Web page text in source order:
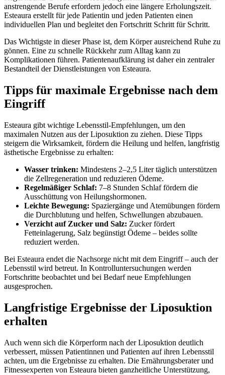
anstrengende Berufe erfordern jedoch eine längere Erholungszeit.
Esteaura erstellt für jede Patientin und jeden Patienten einen
individuellen Plan und begleitet den Fortschritt Schritt für Schritt.
Das Wichtigste in dieser Phase ist, dem Körper ausreichend Ruhe zu
gönnen. Eine zu schnelle Rückkehr zum Alltag kann zu
Komplikationen führen. Patientenaufklärung ist daher ein zentraler
Bestandteil der Dienstleistungen von Esteaura.
Tipps für maximale Ergebnisse nach dem
Eingriff
Esteaura gibt wichtige Lebensstil-Empfehlungen, um den
maximalen Nutzen aus der Liposuktion zu ziehen. Diese Tipps
steigern die Wirksamkeit, fördern die Heilung und helfen, langfristig
ästhetische Ergebnisse zu erhalten:
Wasser trinken: Mindestens 2–2,5 Liter täglich unterstützen
die Zellregeneration und reduzieren Ödeme.
Regelmäßiger Schlaf: 7–8 Stunden Schlaf fördern die
Ausschüttung von Heilungshormonen.
Leichte Bewegung: Spaziergänge und Atemübungen fördern
die Durchblutung und helfen, Schwellungen abzubauen.
Verzicht auf Zucker und Salz: Zucker fördert
Fetteinlagerung, Salz begünstigt Ödeme – beides sollte
reduziert werden.
Bei Esteaura endet die Nachsorge nicht mit dem Eingriff – auch der
Lebensstil wird betreut. In Kontrolluntersuchungen werden
Fortschritte beobachtet und bei Bedarf neue Empfehlungen
ausgesprochen.
Langfristige Ergebnisse der Liposuktion
erhalten
Auch wenn sich die Körperform nach der Liposuktion deutlich
verbessert, müssen Patientinnen und Patienten auf ihren Lebensstil
achten, um die Ergebnisse zu erhalten. Die Ernährungsberater und
Fitnessexperten von Esteaura bieten ganzheitliche Unterstützung,